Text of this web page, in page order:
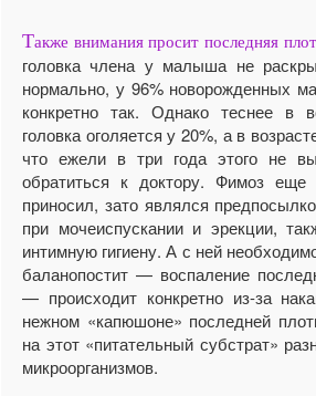
Также внимания просит последняя
головка члена у малыша не
нормально, у 96% новорожденных
конкретно так. Однако теснее в
головка оголяется у 20%, а в
что ежели в три года этого не
обратиться к доктору. Фимоз еще
приносил, зато являлся
при мочеиспускании и эрекции,
интимную гигиену. А с ней
баланопостит — воспаление
— происходит конкретно из-за
нежном «капюшоне» последней
на этот «питательный субстрат»
микроорганизмов.